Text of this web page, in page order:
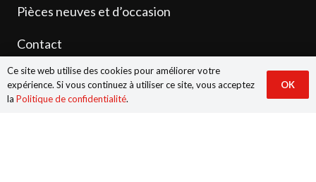
Pièces neuves et d’occasion
Contact
Ce site web utilise des cookies pour améliorer votre
expérience. Si vous continuez à utiliser ce site, vous acceptez
la Politique de confidentialité.
OK